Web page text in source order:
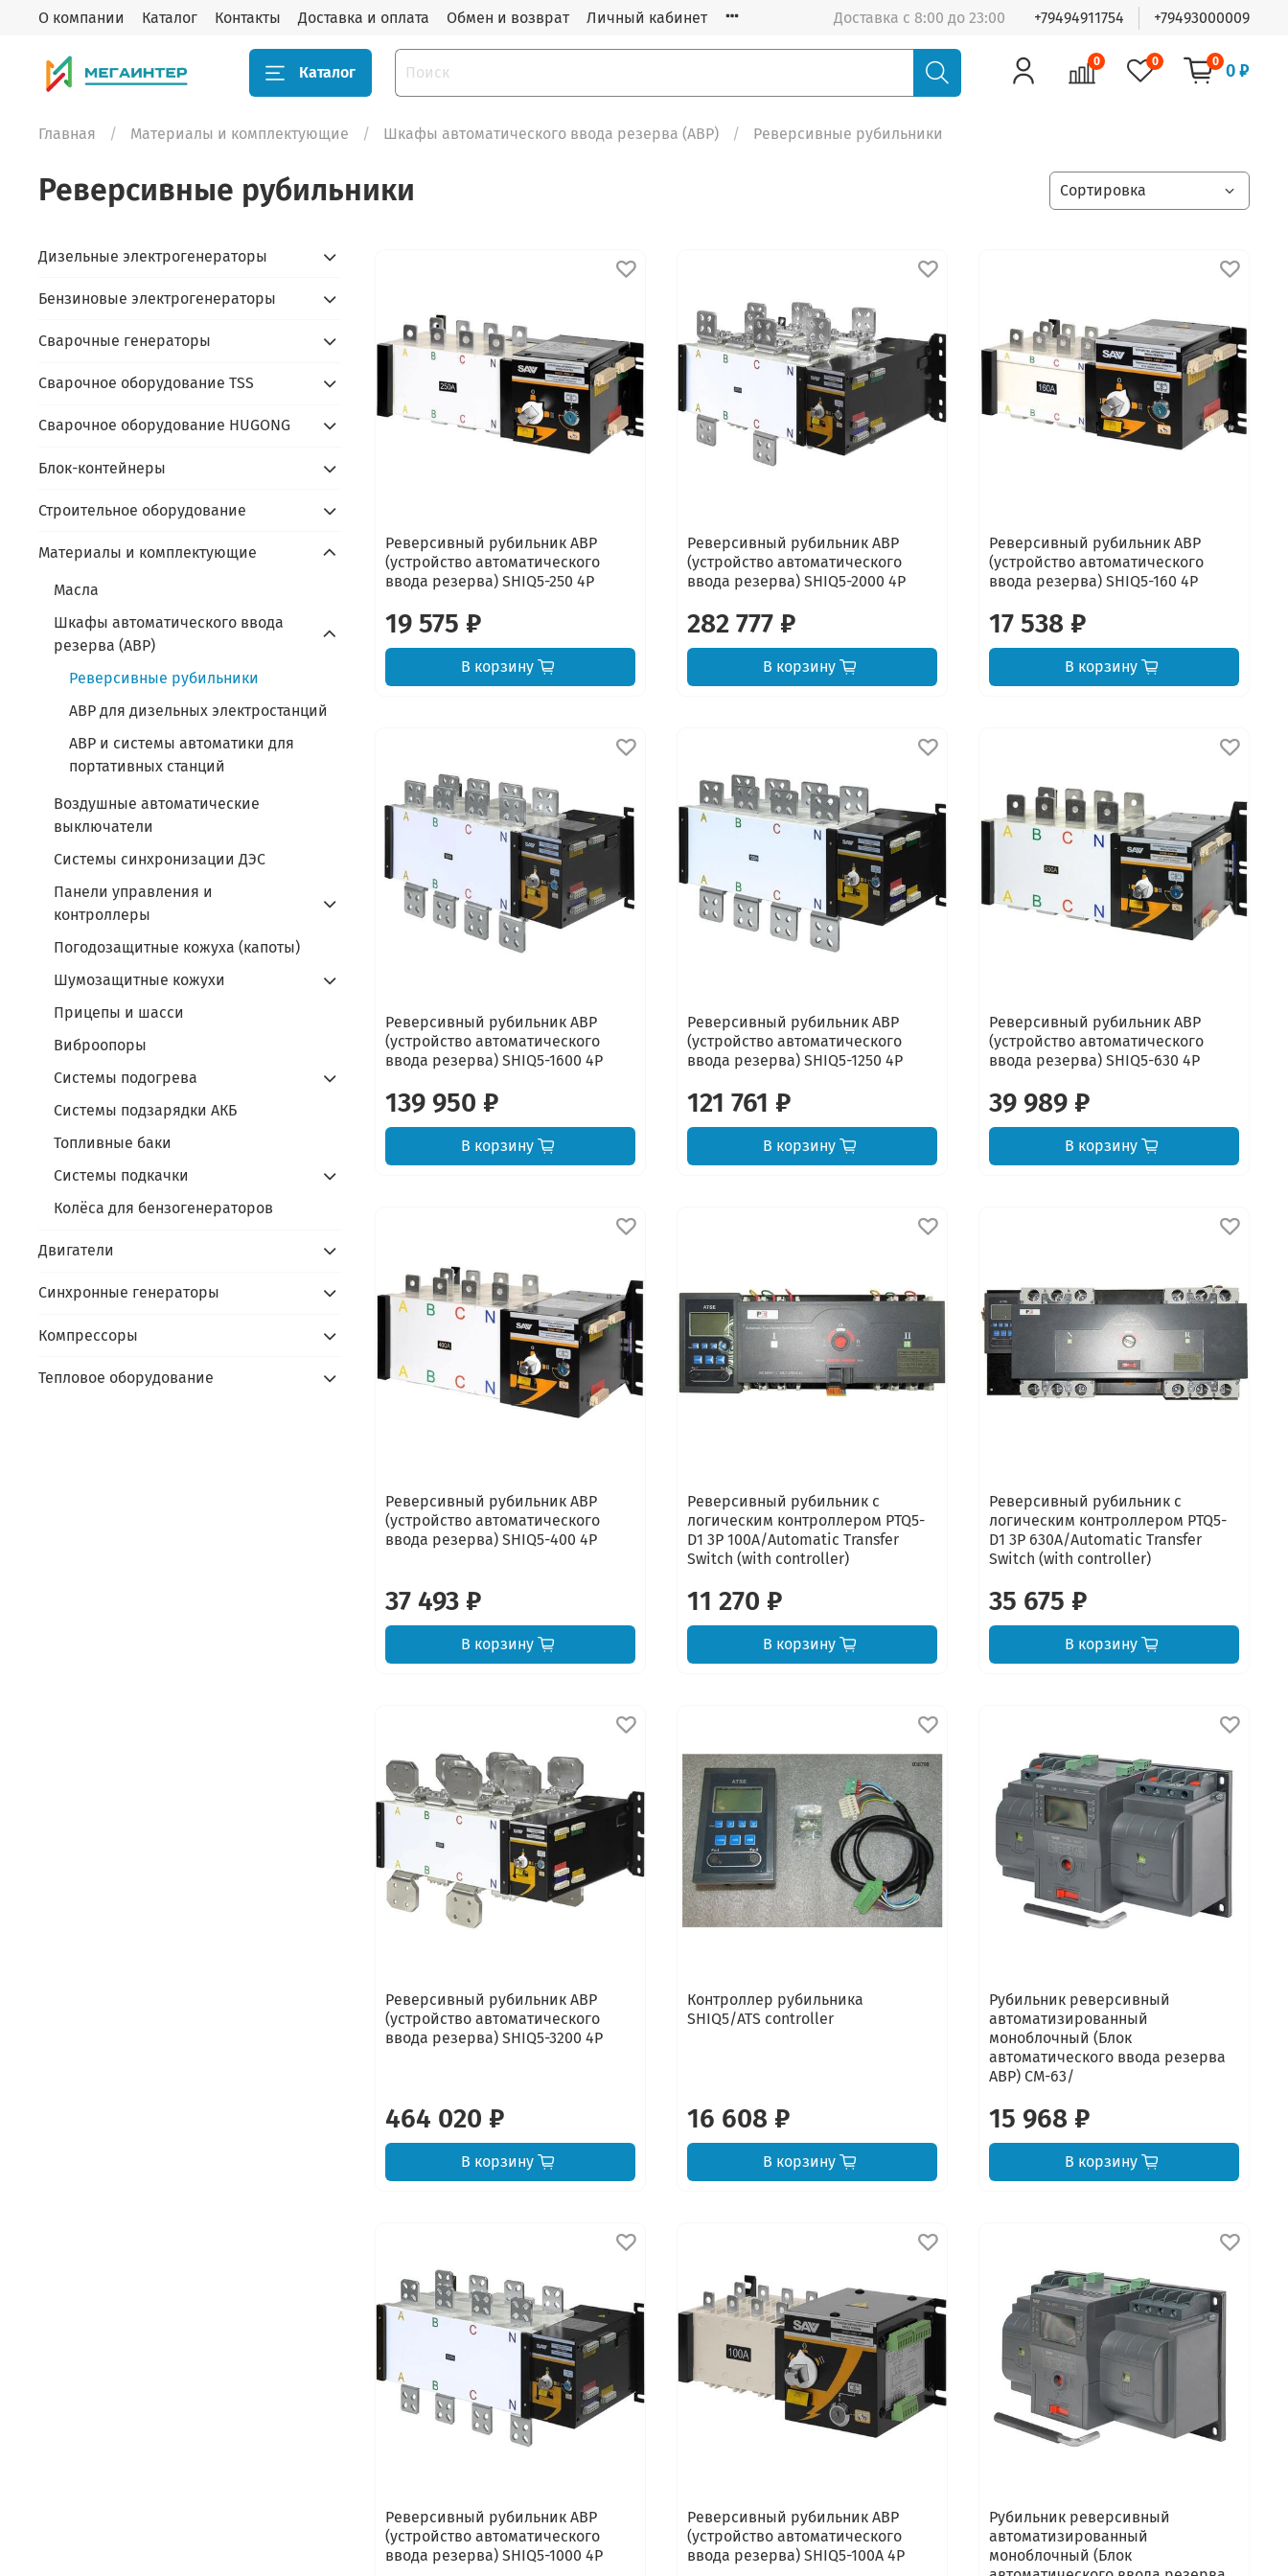
О компании Каталог Контакты Доставка и оплата Обмен и возврат Личный кабинет Доставка с 8:00 до 23:00 +79494911754 +79493000009
Каталог
0 0 0 0 ₽
Главная Материалы и комплектующие Шкафы автоматического ввода резерва (АВР) Реверсивные рубильники
Реверсивные рубильники
Реверсивный рубильник АВР
(устройство автоматического
ввода резерва) SHIQ5-250 4P
19 575 ₽
В корзину
Реверсивный рубильник АВР
(устройство автоматического
ввода резерва) SHIQ5-2000 4P
282 777 ₽
В корзину
Реверсивный рубильник АВР
(устройство автоматического
ввода резерва) SHIQ5-160 4P
17 538 ₽
В корзину
Реверсивный рубильник АВР
(устройство автоматического
ввода резерва) SHIQ5-1600 4P
139 950 ₽
В корзину
Реверсивный рубильник АВР
(устройство автоматического
ввода резерва) SHIQ5-1250 4P
121 761 ₽
В корзину
Реверсивный рубильник АВР
(устройство автоматического
ввода резерва) SHIQ5-630 4P
39 989 ₽
В корзину
Реверсивный рубильник АВР
(устройство автоматического
ввода резерва) SHIQ5-400 4P
37 493 ₽
В корзину
Реверсивный рубильник с
логическим контроллером PTQ5-
D1 3P 100A/Automatic Transfer
Switch (with controller)
11 270 ₽
В корзину
Реверсивный рубильник с
логическим контроллером PTQ5-
D1 3P 630A/Automatic Transfer
Switch (with controller)
35 675 ₽
В корзину
Реверсивный рубильник АВР
(устройство автоматического
ввода резерва) SHIQ5-3200 4P
464 020 ₽
В корзину
Контроллер рубильника
SHIQ5/ATS controller
16 608 ₽
В корзину
Рубильник реверсивный
автоматизированный
моноблочный (Блок
автоматического ввода резерва
АВР) CM-63/
15 968 ₽
В корзину
Реверсивный рубильник АВР
(устройство автоматического
ввода резерва) SHIQ5-1000 4P
Реверсивный рубильник АВР
(устройство автоматического
ввода резерва) SHIQ5-100A 4P
Рубильник реверсивный
автоматизированный
моноблочный (Блок
Дизельные электрогенераторы
Бензиновые электрогенераторы
Сварочные генераторы
Сварочное оборудование TSS
Сварочное оборудование HUGONG
Блок-контейнеры
Строительное оборудование
Материалы и комплектующие
Масла
Шкафы автоматического ввода
резерва (АВР)
Реверсивные рубильники
АВР для дизельных электростанций
АВР и системы автоматики для
портативных станций
Воздушные автоматические
выключатели
Системы синхронизации ДЭС
Панели управления и
контроллеры
Погодозащитные кожуха (капоты)
Шумозащитные кожухи
Прицепы и шасси
Виброопоры
Системы подогрева
Системы подзарядки АКБ
Топливные баки
Системы подкачки
Колёса для бензогенераторов
Двигатели
Синхронные генераторы
Компрессоры
Тепловое оборудование